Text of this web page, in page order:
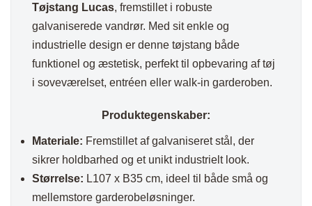
Tøjstang Lucas, fremstillet i robuste
galvaniserede vandrør. Med sit enkle og
industrielle design er denne tøjstang både
funktionel og æstetisk, perfekt til opbevaring af tøj
i soveværelset, entréen eller walk-in garderoben.
Produktegenskaber:
Materiale: Fremstillet af galvaniseret stål, der
sikrer holdbarhed og et unikt industrielt look.
Størrelse: L107 x B35 cm, ideel til både små og
mellemstore garderobeløsninger.